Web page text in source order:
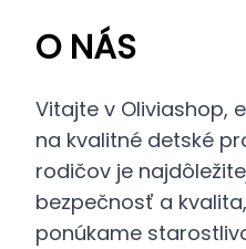
O NÁS
Vitajte v Oliviashop,
na kvalitné detské
rodičov je
bezpečnosť a
ponúkame